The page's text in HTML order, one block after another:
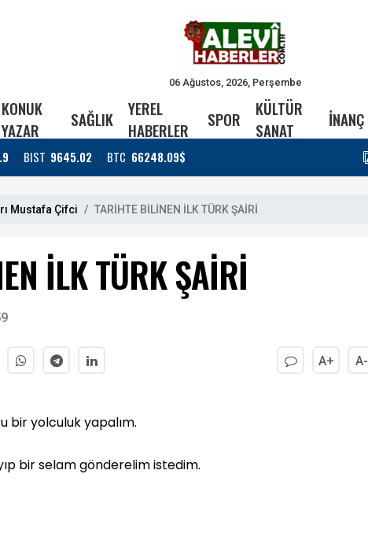
06 Ağustos, 2026, Perşembe
KONUK
YAZAR
SAĞLIK
YEREL
HABERLER
SPOR
KÜLTÜR
SANAT
İNANÇ
BIST 9645.02 BTC 66248.09$
Mustafa Çifci TARİHTE BİLİNEN İLK TÜRK ŞAİRİ
İLK TÜRK ŞAİRİ
A+ A-
bir yolculuk yapalım.
bir selam gönderelim istedim.